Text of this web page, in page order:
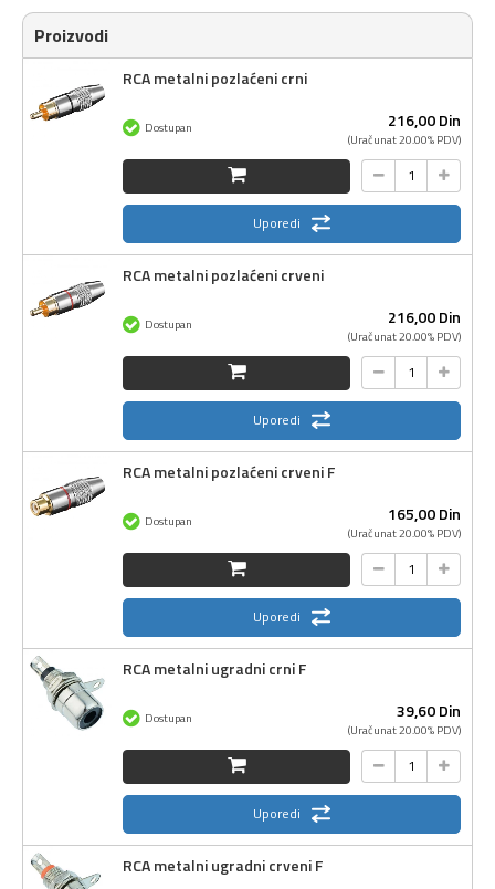
Proizvodi
RCA metalni pozlaćeni crni
216,00Din
(Uračunat 20.00% PDV)
Dostupan
Uporedi
RCA metalni pozlaćeni crveni
216,00Din
(Uračunat 20.00% PDV)
Dostupan
Uporedi
RCA metalni pozlaćeni crveni F
165,00Din
(Uračunat 20.00% PDV)
Dostupan
Uporedi
RCA metalni ugradni crni F
39,60Din
(Uračunat 20.00% PDV)
Dostupan
Uporedi
RCA metalni ugradni crveni F